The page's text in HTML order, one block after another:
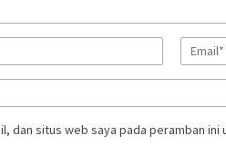
dan situs web saya pada peramban